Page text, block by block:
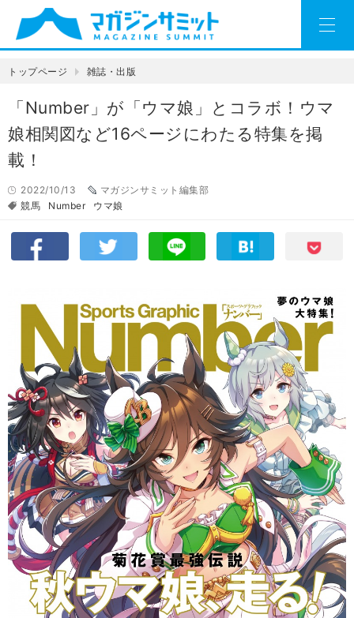
トップページ 雑誌・出版
「Number」が「ウマ娘」とコラボ！ウマ
娘相関図など16ページにわたる特集を掲
載！
2022/10/13
マガジンサミット編集部
競馬
Number ウマ娘